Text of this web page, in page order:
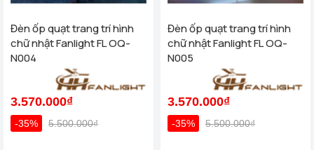
Đèn ốp quạt trang trí hình
chữ nhật Fanlight FL OQ-
N004
3.570.000₫
-35% 5.500.000₫
Đèn ốp quạt trang trí hình
chữ nhật Fanlight FL OQ-
N005
3.570.000₫
-35% 5.500.000₫